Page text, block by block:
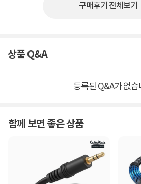
구매후기 전체보기
상품 Q&A
등록된 Q&A가 없습
함께 보면 좋은 상품